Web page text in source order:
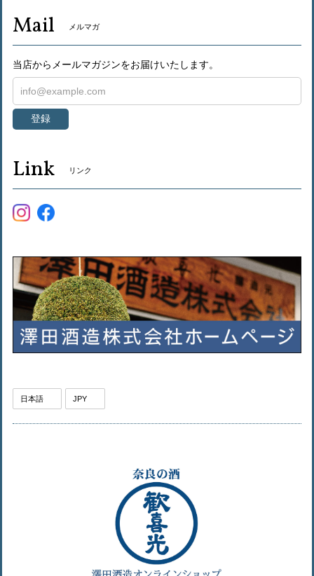
Mail メルマガ
当店からメールマガジンをお届けいたします。
登録
Link リンク